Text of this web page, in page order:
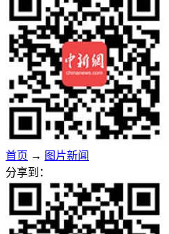
首页 → 图片新闻
分享到：